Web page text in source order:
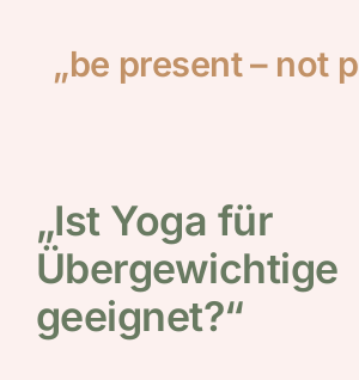
„be present – not
„Ist Yoga für
Übergewichtige
geeignet?“